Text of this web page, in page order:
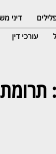
דיני
עורכי דין
תרומת